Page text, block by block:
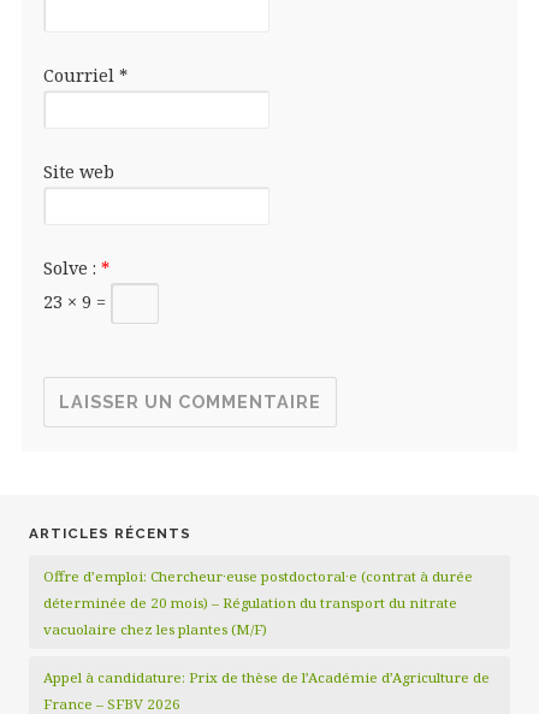
Courriel *
Site web
Solve : *
23 × 9 =
ARTICLES RÉCENTS
Offre d’emploi: Chercheur·euse postdoctoral·e (contrat à durée
déterminée de 20 mois) – Régulation du transport du nitrate
vacuolaire chez les plantes (M/F)
Appel à candidature: Prix de thèse de l’Académie d’Agriculture de
France – SFBV 2026